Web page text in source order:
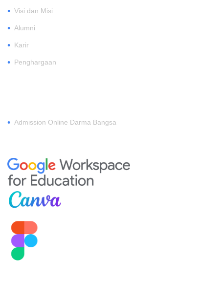
• Visi dan Misi
• Alumni
• Karir
• Penghargaan
• Admission Online Darma Bangsa